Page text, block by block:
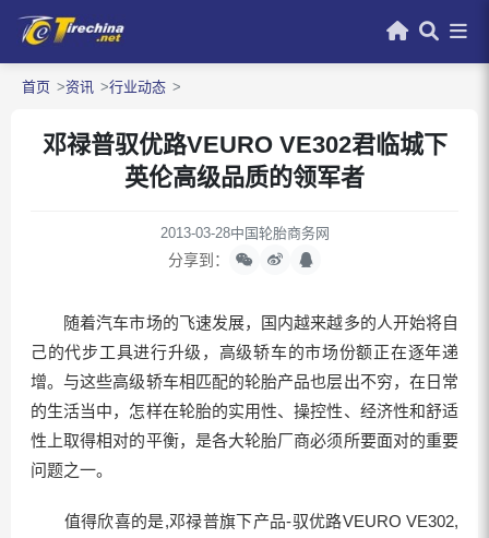
首页 资讯 行业动态
邓禄普驭优路VEURO VE302君临城下
英伦高级品质的领军者
2013-03-28中国轮胎商务网
分享到：
随着汽车市场的飞速发展，国内越来越多的人开始将自
己的代步工具进行升级，高级轿车的市场份额正在逐年递
增。与这些高级轿车相匹配的轮胎产品也层出不穷，在日常
的生活当中，怎样在轮胎的实用性、操控性、经济性和舒适
性上取得相对的平衡，是各大轮胎厂商必须所要面对的重要
问题之一。
值得欣喜的是,邓禄普旗下产品-驭优路VEURO VE302,